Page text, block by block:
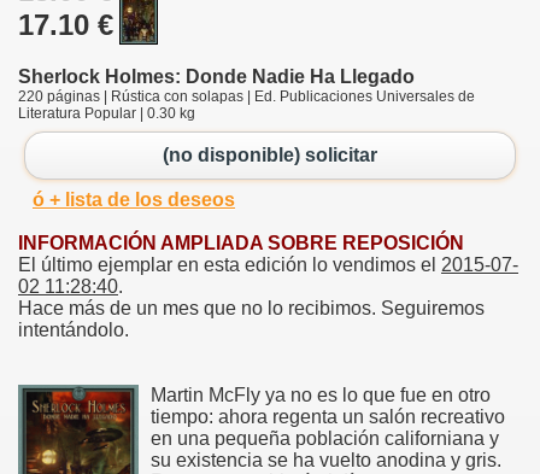
17.10 €
Sherlock Holmes: Donde Nadie Ha Llegado
220 páginas | Rústica con solapas | Ed. Publicaciones Universales de
Literatura Popular | 0.30 kg
(no disponible) solicitar
ó + lista de los deseos
INFORMACIÓN AMPLIADA SOBRE REPOSICIÓN
El último ejemplar en esta edición lo vendimos el 2015-07-
02 11:28:40.
Hace más de un mes que no lo recibimos. Seguiremos
intentándolo.
Martin McFly ya no es lo que fue en otro
tiempo: ahora regenta un salón recreativo
en una pequeña población californiana y
su existencia se ha vuelto anodina y gris.